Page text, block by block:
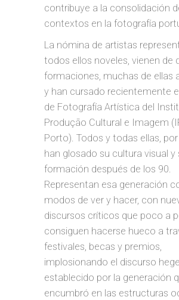
contribuye a la consolidación
contextos en la fotografía
La nómina de artistas
todos ellos noveles, vienen de
formaciones, muchas de ellas
y han cursado recientemente
de Fotografía Artística del
Produção Cultural e Imagem
Porto). Todos y todas ellas,
han glosado su cultura visual y
formación después de los 90.
Representan esa generación
modos de ver y hacer, con
discursos críticos que poco a
consiguen hacerse hueco a
festivales, becas y premios,
implosionando el discurso
establecido por la generación
encumbró en las estructuras